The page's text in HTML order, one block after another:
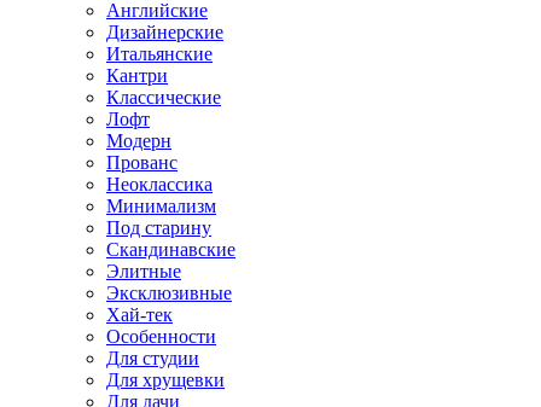
Английские
Дизайнерские
Итальянские
Кантри
Классические
Лофт
Модерн
Прованс
Неоклассика
Минимализм
Под старину
Скандинавские
Элитные
Эксклюзивные
Хай-тек
Особенности
Для студии
Для хрущевки
Для дачи